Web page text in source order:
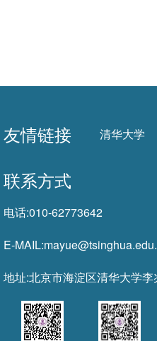
友情链接 清华大学
联系方式
电话:010-62773642
E-MAIL:
地址:北京市海淀区清华大学